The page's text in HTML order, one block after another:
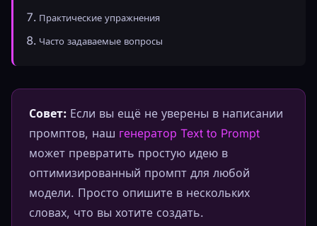
Практические упражнения
Часто задаваемые вопросы
Совет: Если вы ещё не уверены в написании
промптов, наш генератор Text to Prompt
может превратить простую идею в
оптимизированный промпт для любой
модели. Просто опишите в нескольких
словах, что вы хотите создать.